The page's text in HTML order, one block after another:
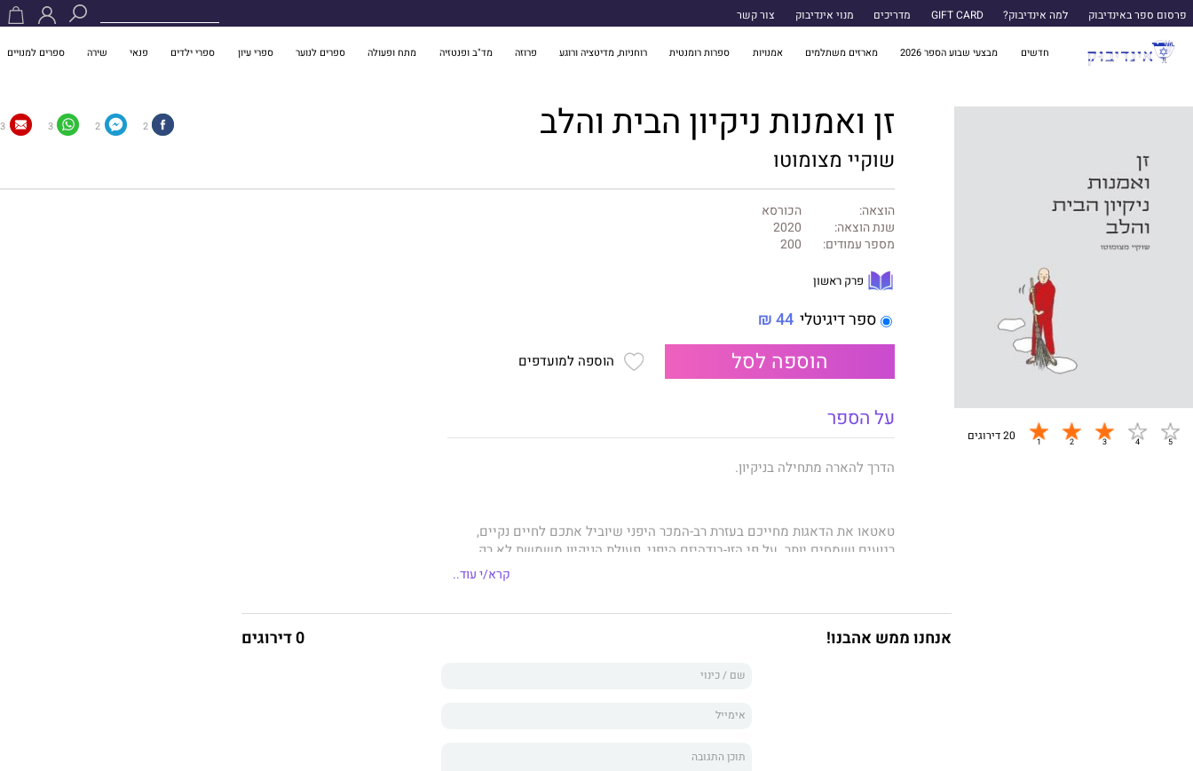
פרסום ספר באינדיבוק למה אינדיבוק? GIFT CARD מדריכים מנוי אינדיבוק צור קשר
חדשים מבצעי שבוע הספר 2026 מארזים משתלמים אמנויות ספרות רומנטית רוחניות, מדיטציה ורוגע פרוזה מד"ב ופנטזיה מתח ופעולה ספרים לנוער ספרי עיון ספרי ילדים פנאי שירה ספרים למנויים
20 דירוגים
זן ואמנות ניקיון הבית והלב 2
2
3
3
שוקיי מצומוטו
הוצאה:
הכורסא
שנת הוצאה:
2020
מספר עמודים:
200
פרק ראשון
ספר דיגיטלי 44 ₪
הוספה לסל הוספה למועדפים
על הספר
הדרך להארה מתחילה בניקיון.
טאטאו את הדאגות מחייכם בעזרת רב-המכר היפני שיוביל אתכם לחיים נקיים,
רגועים ושמחים יותר. על פי הזן-בודהיזם היפני, פעולת הניקיון משמשת לא רק
בזן ואמנות ניקיון הבית והלב
שלנו – משגרת הבוקר, דרך ארוחת הצהריים ועד לפעולה האחרונה לפני השינה –
של האתרים "קפה מקדש" ו"מקדש וירטואלי", שם הוא מאפשר לאנשים להחיות את
קרא/י עוד..
אנחנו ממש אהבנו! 0 דירוגים